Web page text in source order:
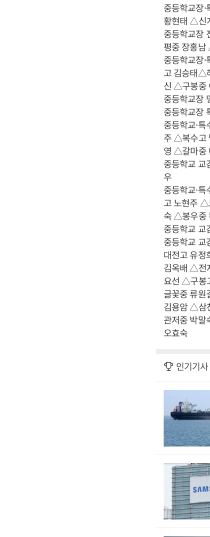
중등학교장
황현태 △신
중등학교장
평중 장홍
중등학교장
고 김승태△
신 △구봉중
중등학교장
중등학교장
중등학교·
주 △복수고
영 △갈마중
중등학교
우
중등학교·
고 노현주
숙 △봉우중
중등학교
중등학교
대전고 유
김옥배 △전
요선 △구봉
글꽃중 류
김용암 △삼
관저중 박
오효숙
인기기사